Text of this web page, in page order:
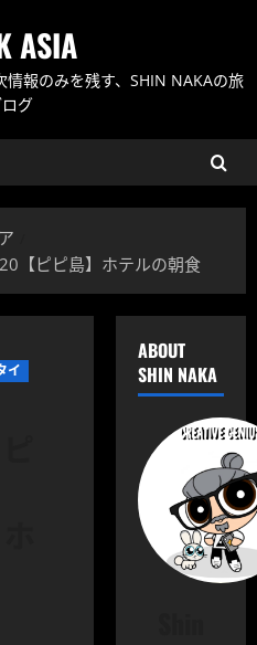
ASIA
報のみを残す、SHIN NAKAの旅
グ
【ピピ島】ホテルの朝食
イ
ABOUT
SHIN NAKA